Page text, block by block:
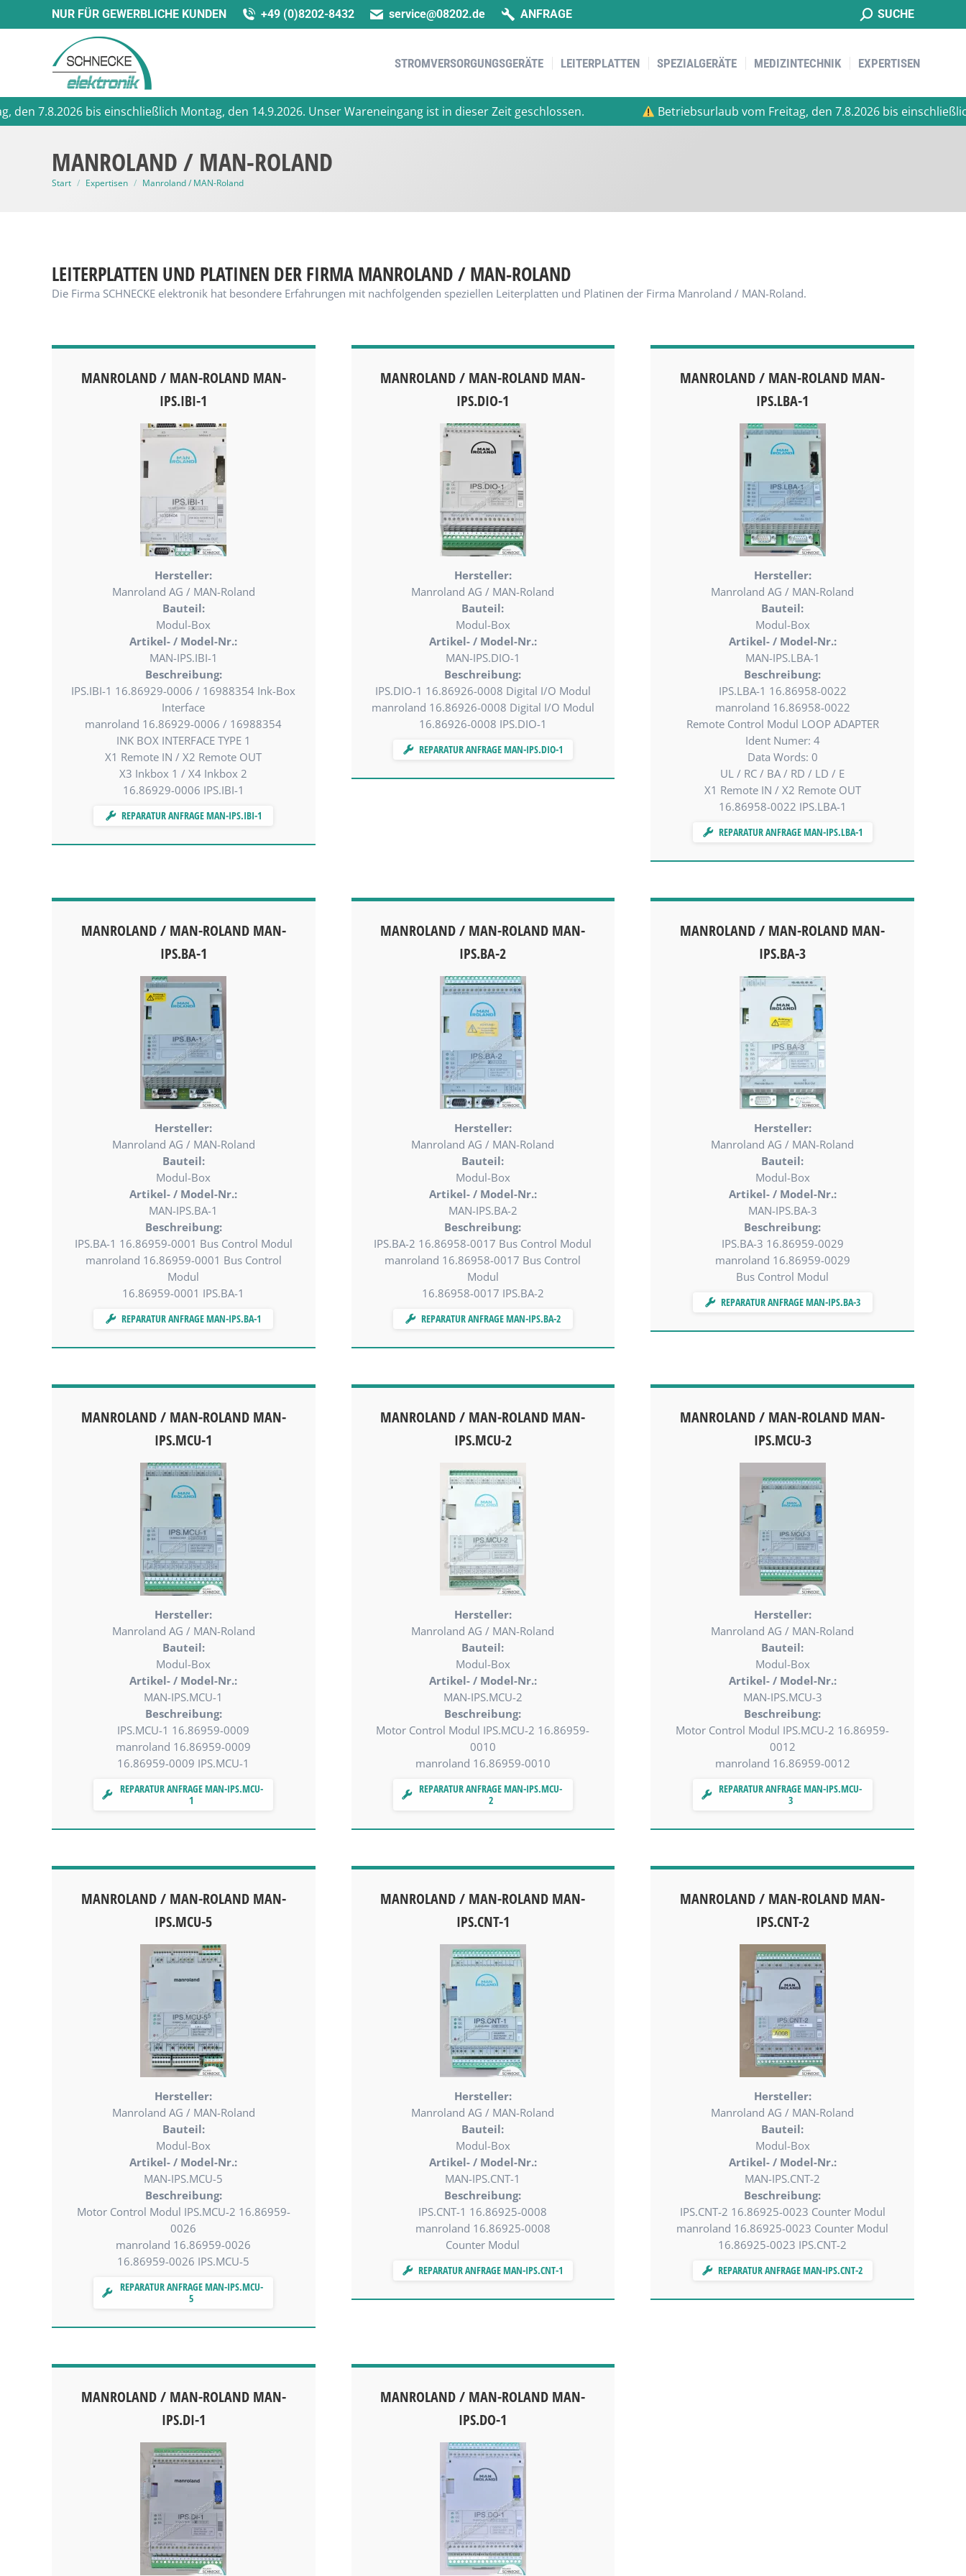
NUR FÜR GEWERBLICHE KUNDEN +49 (0)8202-8432 service@08202.de ANFRAGE Suche:
SUCHE
STROMVERSORGUNGSGERÄTE LEITERPLATTEN SPEZIALGERÄTE MEDIZINTECHNIK EXPERTISEN
bis einschließlich Montag, den 14.9.2026. Unser Wareneingang ist in dieser Zeit geschlossen. Betriebsurlaub vom Freitag, den 7.8.2026 bis einschließlich
MANROLAND / MAN-ROLAND
Sie befinden sich hier:
Start Expertisen Manroland / MAN-Roland
LEITERPLATTEN UND PLATINEN DER FIRMA MANROLAND / MAN-ROLAND
Die Firma SCHNECKE elektronik hat besondere Erfahrungen mit nachfolgenden speziellen Leiterplatten und Platinen der Firma Manroland / MAN-Roland.
MANROLAND / MAN-ROLAND MAN-
IPS.IBI-1
Hersteller:
Manroland AG / MAN-Roland
Bauteil:
Modul-Box
Artikel- / Model-Nr.:
MAN-IPS.IBI-1
Beschreibung:
IPS.IBI-1 16.86929-0006 / 16988354 Ink-Box
Interface
manroland 16.86929-0006 / 16988354
INK BOX INTERFACE TYPE 1
X1 Remote IN / X2 Remote OUT
X3 Inkbox 1 / X4 Inkbox 2
16.86929-0006 IPS.IBI-1
REPARATUR ANFRAGE MAN-IPS.IBI-1
MANROLAND / MAN-ROLAND MAN-
IPS.DIO-1
Hersteller:
Manroland AG / MAN-Roland
Bauteil:
Modul-Box
Artikel- / Model-Nr.:
MAN-IPS.DIO-1
Beschreibung:
IPS.DIO-1 16.86926-0008 Digital I/O Modul
manroland 16.86926-0008 Digital I/O Modul
16.86926-0008 IPS.DIO-1
REPARATUR ANFRAGE MAN-IPS.DIO-1
MANROLAND / MAN-ROLAND MAN-
IPS.LBA-1
Hersteller:
Manroland AG / MAN-Roland
Bauteil:
Modul-Box
Artikel- / Model-Nr.:
MAN-IPS.LBA-1
Beschreibung:
IPS.LBA-1 16.86958-0022
manroland 16.86958-0022
Remote Control Modul LOOP ADAPTER
Ident Numer: 4
Data Words: 0
UL / RC / BA / RD / LD / E
X1 Remote IN / X2 Remote OUT
16.86958-0022 IPS.LBA-1
REPARATUR ANFRAGE MAN-IPS.LBA-1
MANROLAND / MAN-ROLAND MAN-
IPS.BA-1
Hersteller:
Manroland AG / MAN-Roland
Bauteil:
Modul-Box
Artikel- / Model-Nr.:
MAN-IPS.BA-1
Beschreibung:
IPS.BA-1 16.86959-0001 Bus Control Modul
manroland 16.86959-0001 Bus Control
Modul
16.86959-0001 IPS.BA-1
REPARATUR ANFRAGE MAN-IPS.BA-1
MANROLAND / MAN-ROLAND MAN-
IPS.BA-2
Hersteller:
Manroland AG / MAN-Roland
Bauteil:
Modul-Box
Artikel- / Model-Nr.:
MAN-IPS.BA-2
Beschreibung:
IPS.BA-2 16.86958-0017 Bus Control Modul
manroland 16.86958-0017 Bus Control
Modul
16.86958-0017 IPS.BA-2
REPARATUR ANFRAGE MAN-IPS.BA-2
MANROLAND / MAN-ROLAND MAN-
IPS.BA-3
Hersteller:
Manroland AG / MAN-Roland
Bauteil:
Modul-Box
Artikel- / Model-Nr.:
MAN-IPS.BA-3
Beschreibung:
IPS.BA-3 16.86959-0029
manroland 16.86959-0029
Bus Control Modul
REPARATUR ANFRAGE MAN-IPS.BA-3
MANROLAND / MAN-ROLAND MAN-
IPS.MCU-1
Hersteller:
Manroland AG / MAN-Roland
Bauteil:
Modul-Box
Artikel- / Model-Nr.:
MAN-IPS.MCU-1
Beschreibung:
IPS.MCU-1 16.86959-0009
manroland 16.86959-0009
16.86959-0009 IPS.MCU-1
REPARATUR ANFRAGE MAN-IPS.MCU-
1
MANROLAND / MAN-ROLAND MAN-
IPS.MCU-2
Hersteller:
Manroland AG / MAN-Roland
Bauteil:
Modul-Box
Artikel- / Model-Nr.:
MAN-IPS.MCU-2
Beschreibung:
Motor Control Modul IPS.MCU-2 16.86959-
0010
manroland 16.86959-0010
REPARATUR ANFRAGE MAN-IPS.MCU-
2
MANROLAND / MAN-ROLAND MAN-
IPS.MCU-3
Hersteller:
Manroland AG / MAN-Roland
Bauteil:
Modul-Box
Artikel- / Model-Nr.:
MAN-IPS.MCU-3
Beschreibung:
Motor Control Modul IPS.MCU-2 16.86959-
0012
manroland 16.86959-0012
REPARATUR ANFRAGE MAN-IPS.MCU-
3
MANROLAND / MAN-ROLAND MAN-
IPS.MCU-5
Hersteller:
Manroland AG / MAN-Roland
Bauteil:
Modul-Box
Artikel- / Model-Nr.:
MAN-IPS.MCU-5
Beschreibung:
Motor Control Modul IPS.MCU-2 16.86959-
0026
manroland 16.86959-0026
16.86959-0026 IPS.MCU-5
REPARATUR ANFRAGE MAN-IPS.MCU-
5
MANROLAND / MAN-ROLAND MAN-
IPS.CNT-1
Hersteller:
Manroland AG / MAN-Roland
Bauteil:
Modul-Box
Artikel- / Model-Nr.:
MAN-IPS.CNT-1
Beschreibung:
IPS.CNT-1 16.86925-0008
manroland 16.86925-0008
Counter Modul
REPARATUR ANFRAGE MAN-IPS.CNT-1
MANROLAND / MAN-ROLAND MAN-
IPS.CNT-2
Hersteller:
Manroland AG / MAN-Roland
Bauteil:
Modul-Box
Artikel- / Model-Nr.:
MAN-IPS.CNT-2
Beschreibung:
IPS.CNT-2 16.86925-0023 Counter Modul
manroland 16.86925-0023 Counter Modul
16.86925-0023 IPS.CNT-2
REPARATUR ANFRAGE MAN-IPS.CNT-2
MANROLAND / MAN-ROLAND MAN-
IPS.DI-1
MANROLAND / MAN-ROLAND MAN-
IPS.DO-1
STROMVERSORGUNGSGERÄTE LEITERPLATTEN SPEZIALGERÄTE MEDIZINTECHNIK EXPERTISEN